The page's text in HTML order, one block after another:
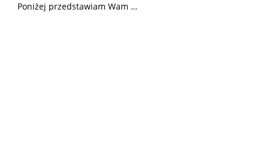
Poniżej przedstawiam Wam …